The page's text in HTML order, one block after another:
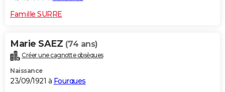
Famille SURRE
Marie SAEZ (74 ans)
Créer une cagnotte obsèques
Naissance
23/09/1921 à Fourques